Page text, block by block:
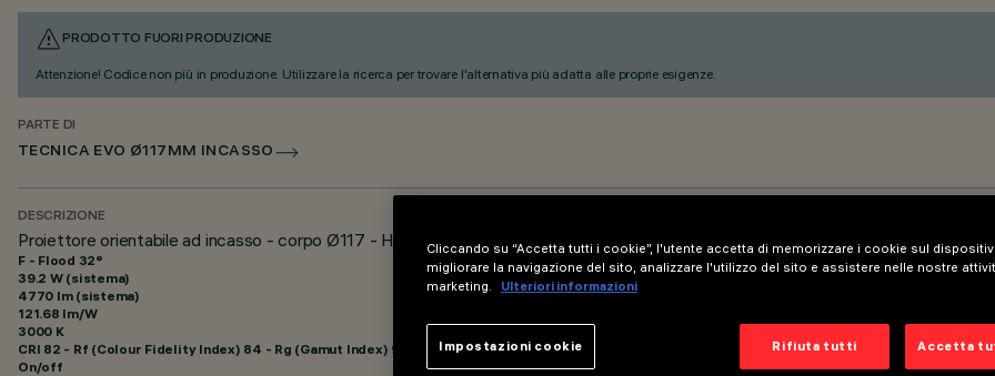
PRODOTTO FUORI PRODUZIONE
Attenzione! Codice non più in produzione. Utilizzare la ricerca per trovare l'alternativa più adatta alle proprie esigenze.
PARTE DI
TECNICA EVO Ø117MM INCASSO
DESCRIZIONE
Proiettore orientabile ad incasso - corpo Ø117 - High Output - ottica Medium
F - Flood 32°
39.2 W (sistema)
4770 lm (sistema)
121.68 lm/W
3000 K
CRI 82 - Rf (Colour Fidelity Index) 84 - Rg (Gamut Index) 95
On/off
Cliccando su “Accetta tutti i cookie”, l'utente accetta di memorizzare i cookie sul
migliorare la navigazione del sito, analizzare l'utilizzo del sito e assistere nelle nostre
marketing.
Ulteriori informazioni
Rifiuta tutti Accetta
Impostazioni cookie